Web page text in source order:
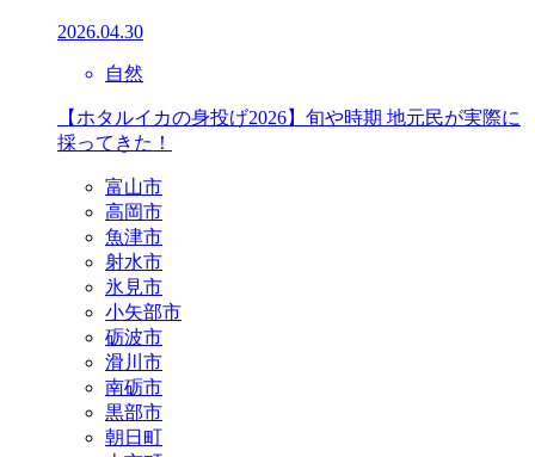
2026.04.30
自然
【ホタルイカの身投げ2026】旬や時期 地元民が実際に
採ってきた！
富山市
高岡市
魚津市
射水市
氷見市
小矢部市
砺波市
滑川市
南砺市
黒部市
朝日町